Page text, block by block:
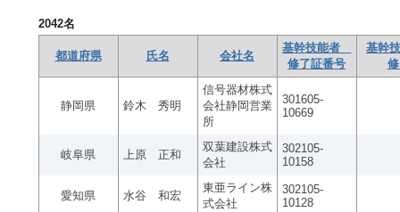
2042名
都道府県 氏名 会社名
基幹技能者
修了証番号
基幹
静岡県 鈴木 秀明
信号器材株式
会社静岡営業
所
301605-
10669
岐阜県 上原 正和
双葉建設株式
会社
302105-
10158
愛知県 水谷 和宏
東亜ライン株
式会社
302105-
10128